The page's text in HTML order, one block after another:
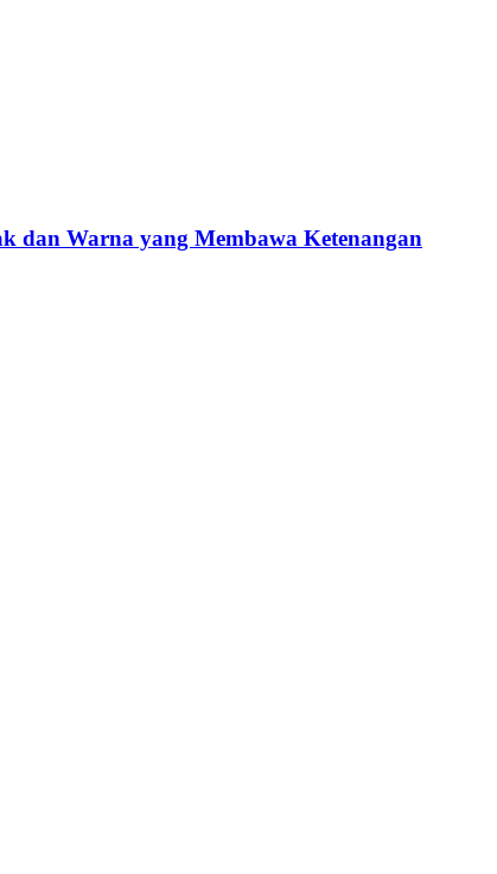
dan Warna yang Membawa Ketenangan